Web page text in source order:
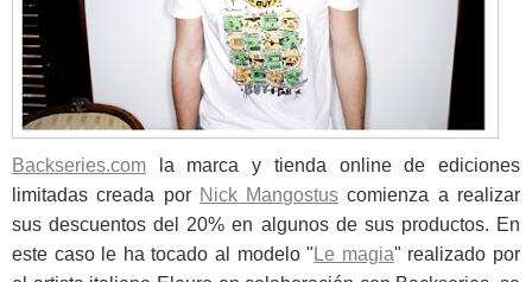
Backseries.com la marca y tienda online de ediciones
limitadas creada por Nick Mangostus comienza a realizar
sus descuentos del 20% en algunos de sus productos. En
este caso le ha tocado al modelo " Le magia" realizado por